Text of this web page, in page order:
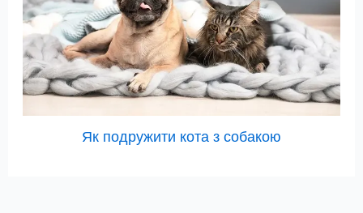
Як подружити кота з собакою